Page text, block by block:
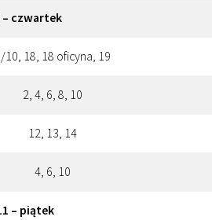
– czwartek
10, 18, 18 oficyna, 19
2, 4, 6, 8, 10
12, 13, 14
4, 6, 10
– piątek